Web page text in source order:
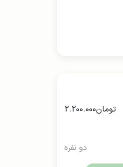
تومان2.200.000
دو نفره